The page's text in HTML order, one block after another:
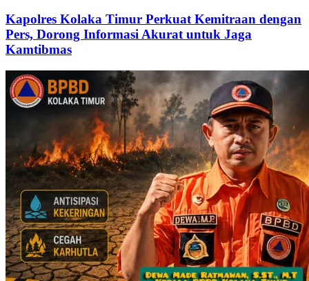
Kapolres Kolaka Timur Perkuat Kemitraan dengan
Pers, Dorong Informasi Akurat untuk Jaga
Kamtibmas